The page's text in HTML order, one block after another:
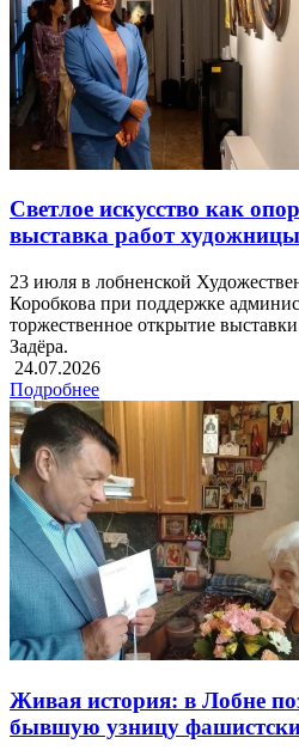
Светлое искусство как
выставка работ
23 июля в лобненской
Коробкова при поддержке
торжественное открытие
Задёра.
24.07.2026
Подробнее
Живая история: в Лобне
бывшую узницу